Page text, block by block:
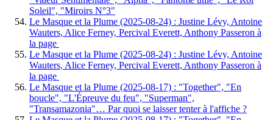
Soleil", "Miroirs N°3"
Le Masque et la Plume (2025-08-24) : Justine Lévy, Antoine
Wauters, Alice Ferney, Percival Everett, Anthony Passeron à
la page
Le Masque et la Plume (2025-08-24) : Justine Lévy, Antoine
Wauters, Alice Ferney, Percival Everett, Anthony Passeron à
la page
Le Masque et la Plume (2025-08-17) : "Together", "En
boucle", "L'Épreuve du feu", "Superman",
"Transamazonia"… Par quoi se laisser tenter à l'affiche ?